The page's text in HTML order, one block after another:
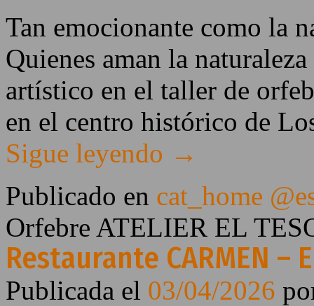
Tan emocionante como la
Quienes aman la
artístico en el taller de
en el centro histórico de
Sigue leyendo →
Publicado en cat_home
Orfebre ATELIER EL
Restaurante CARMEN –
Publicada el 03/04/2026